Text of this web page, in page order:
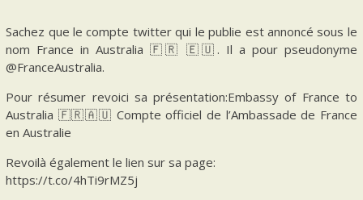
Sachez que le compte twitter qui le publie est annoncé sous le
nom France in Australia 🇫🇷 🇪🇺. Il a pour pseudonyme
@FranceAustralia.
Pour résumer revoici sa présentation:Embassy of France to
Australia 🇫🇷🇦🇺 Compte officiel de l’Ambassade de France
en Australie
Revoilà également le lien sur sa page:
https://t.co/4hTi9rMZ5j